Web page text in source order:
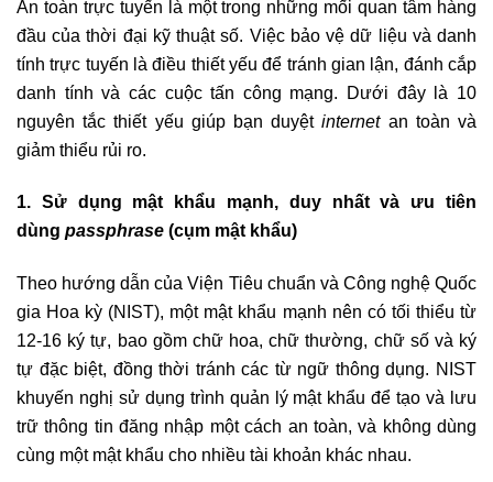
An toàn trực tuyến là một trong những mối quan tâm hàng
đầu của thời đại kỹ thuật số. Việc bảo vệ dữ liệu và danh
tính trực tuyến là điều thiết yếu để tránh gian lận, đánh cắp
danh tính và các cuộc tấn công mạng. Dưới đây là 10
nguyên tắc thiết yếu giúp bạn duyệtinternetan toàn và
giảm thiểu rủi ro.
1. Sử dụng mật khẩu mạnh, duy nhất và ưu tiên
dùng passphrase (cụm mật khẩu)
Theo hướng dẫn của Viện Tiêu chuẩn và Công nghệ Quốc
gia Hoa kỳ (NIST), một mật khẩu mạnh nên có tối thiểu từ
12-16 ký tự, bao gồm chữ hoa, chữ thường, chữ số và ký
tự đặc biệt, đồng thời tránh các từ ngữ thông dụng. NIST
khuyến nghị sử dụng trình quản lý mật khẩu để tạo và lưu
trữ thông tin đăng nhập một cách an toàn, và không dùng
cùng một mật khẩu cho nhiều tài khoản khác nhau.